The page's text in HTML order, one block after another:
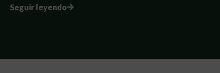
Seguir leyendo